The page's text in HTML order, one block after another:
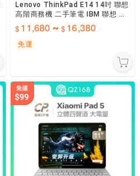
Lenovo ThinkPad E14 14吋 聯想
高階商務機 二手筆電 IBM 聯想 商
務機
11,680 ~ 16,380
免運